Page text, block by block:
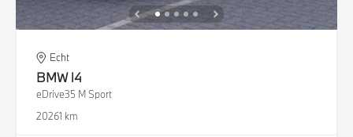
Echt
BMW i4
eDrive35 M Sport
20261 km